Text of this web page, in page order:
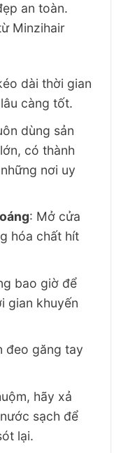
an toàn.
Minzihair
dài thời gian
càng tốt.
dùng sản
có thành
nơi uy
: Mở cửa
hóa chất hít
bao giờ để
gian khuyến
đeo găng tay
hãy xả
sạch để
lại.